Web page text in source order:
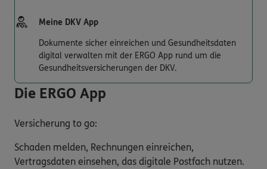
Meine DKV App
Dokumente sicher einreichen und Gesundheitsdaten
digital verwalten mit der ERGO App rund um die
Gesundheitsversicherungen der DKV.
Die ERGO App
Versicherung to go:
Schaden melden, Rechnungen einreichen,
Vertragsdaten einsehen, das digitale Postfach nutzen.